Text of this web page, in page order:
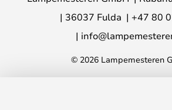
36037 Fulda
+47 80
© 2026 Lampemesteren